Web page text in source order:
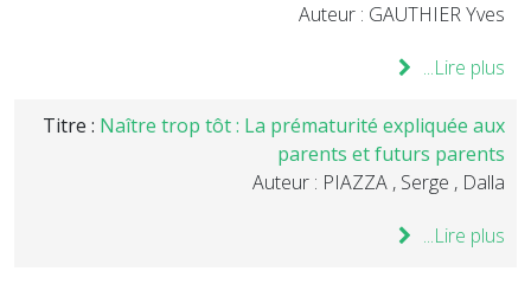
Auteur : GAUTHIER Yves
Lire plus...
Titre : Naître trop tôt : La prématurité expliquée aux
parents et futurs parents
Auteur : PIAZZA , Serge , Dalla
Lire plus...